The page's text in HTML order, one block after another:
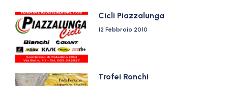
Cicli Piazzalunga
12 Febbraio 2010
Trofei Ronchi